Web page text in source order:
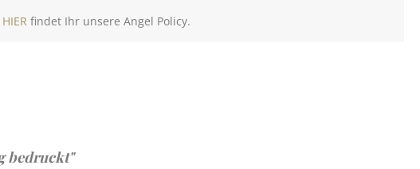
HIER findet Ihr unsere Angel Policy.
bedruckt"